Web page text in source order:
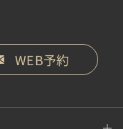
WEB予約